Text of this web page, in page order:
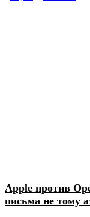
Apple против
письма не тому